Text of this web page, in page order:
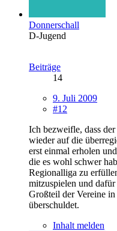
Donnerschall
D-Jugend
Beiträge
14
9. Juli 2009
#12
Ich bezweifle, dass
wieder auf die
erst einmal erholen
die es wohl schwer
Regionalliga zu
mitzuspielen und
Großteil der Vereine
überschuldet.
Inhalt melden